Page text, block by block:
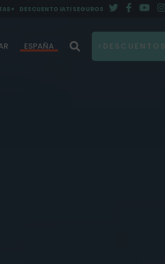
DESCUENTO IATI SEGUROS
ESPAÑA ⚡DESCUENTOS